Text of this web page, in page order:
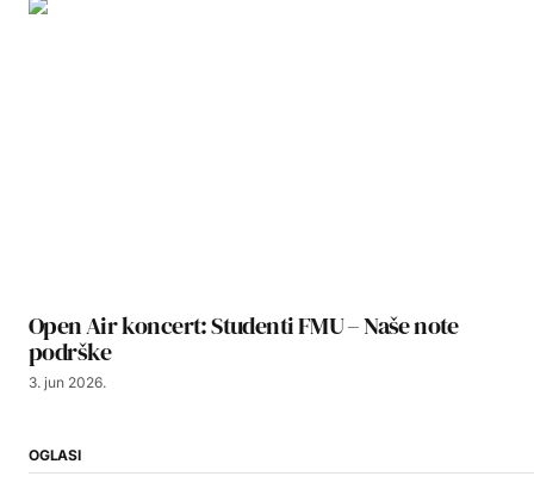
Open Air koncert: Studenti FMU – Naše note
podrške
3. jun 2026.
OGLASI